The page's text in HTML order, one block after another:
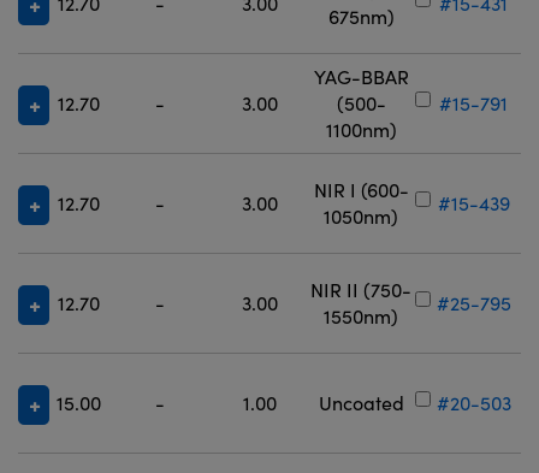
675nm)
12.70 - 3.00
YAG-BBAR
(500-
1100nm)
#15-791
12.70 - 3.00
NIR I (600-
1050nm)
#15-439
12.70 - 3.00
NIR II (750-
1550nm)
#25-795
15.00 - 1.00 Uncoated #20-503